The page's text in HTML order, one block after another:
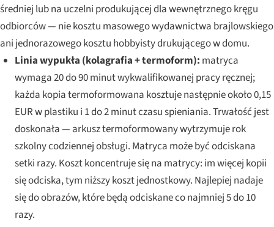
średniej lub na uczelni produkującej dla wewnętrznego kręgu
odbiorców — nie kosztu masowego wydawnictwa brajlowskiego
ani jednorazowego kosztu hobbyisty drukującego w domu.
Linia wypukła (kolagrafia + termoform): matryca
wymaga 20 do 90 minut wykwalifikowanej pracy ręcznej;
każda kopia termoformowana kosztuje następnie około 0,15
EUR w plastiku i 1 do 2 minut czasu spieniania. Trwałość jest
doskonała — arkusz termoformowany wytrzymuje rok
szkolny codziennej obsługi. Matryca może być odciskana
setki razy. Koszt koncentruje się na matrycy: im więcej kopii
się odciska, tym niższy koszt jednostkowy. Najlepiej nadaje
się do obrazów, które będą odciskane co najmniej 5 do 10
razy.